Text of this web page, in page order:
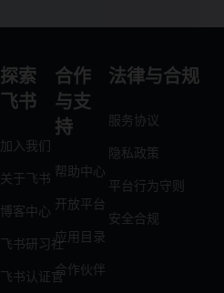
探索
飞书
加入我们
关于飞书
博客中心
飞书研习社
飞书认证官
合作
与支
持
帮助中心
开放平台
应用目录
合作伙伴
法律与合规
服务协议
隐私政策
平台行为守则
安全合规